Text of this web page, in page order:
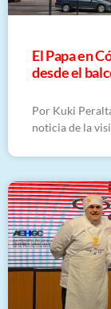
El Papa en
desde el
Por Kuki
noticia de la